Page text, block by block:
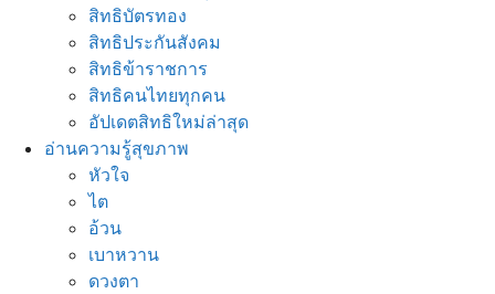
สิทธิบัตรทอง
สิทธิประกันสังคม
สิทธิข้าราชการ
สิทธิคนไทยทุกคน
อัปเดตสิทธิใหม่ล่าสุด
อ่านความรู้สุขภาพ
หัวใจ
ไต
อ้วน
เบาหวาน
ดวงตา